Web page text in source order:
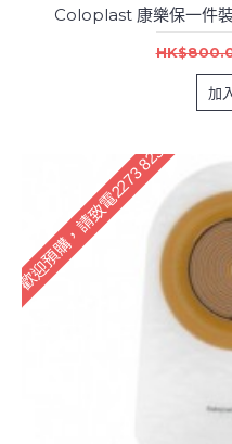
Coloplast 康樂保一件
加
歡迎預購，請致電2273 8233訂購